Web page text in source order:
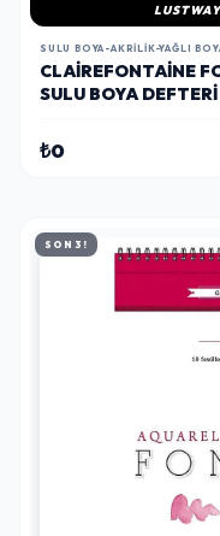
LUSTWAY
SULU BOYA-AKRILIK-YAĞLI
CLAIREFONTAINE
SULU BOYA
₺0
SON 3!